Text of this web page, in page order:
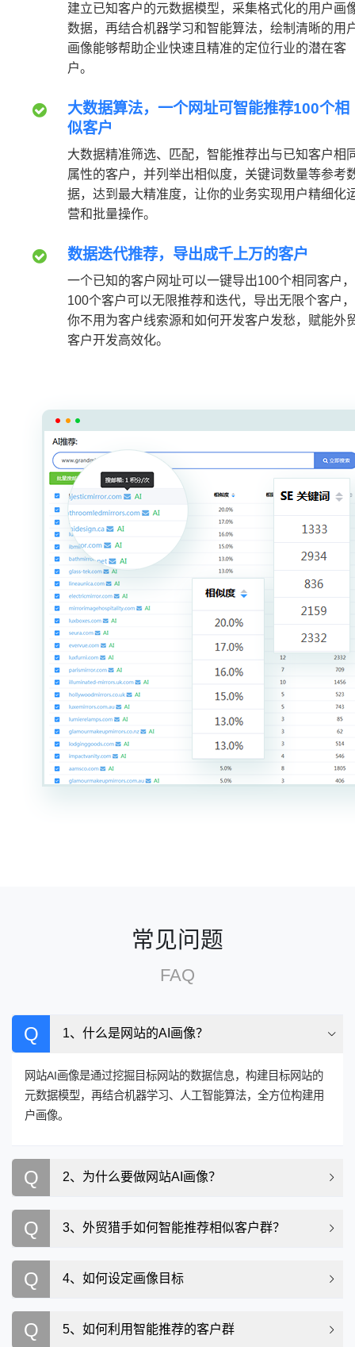
建立已知客户的元数据模型，采集格式化的用户画
数据，再结合机器学习和智能算法，绘制清晰的用
画像能够帮助企业快速且精准的定位行业的潜在客
户。
大数据算法，一个网址可智能推荐100个相
似客户
大数据精准筛选、匹配，智能推荐出与已知客户相
属性的客户，并列举出相似度，关键词数量等参考
据，达到最大精准度，让你的业务实现用户精细化
营和批量操作。
数据迭代推荐，导出成千上万的客户
一个已知的客户网址可以一键导出100个相同客户，
100个客户可以无限推荐和迭代，导出无限个客户，
你不用为客户线索源和如何开发客户发愁，赋能外
客户开发高效化。
常见问题
FAQ
Q 1、什么是网站的AI画像？
网站AI画像是通过挖掘目标网站的数据信息，构建目标网站的
元数据模型，再结合机器学习、人工智能算法，全方位构建用
户画像。
Q 2、为什么要做网站AI画像？
Q 3、外贸猎手如何智能推荐相似客户群？
Q 4、如何设定画像目标
Q 5、如何利用智能推荐的客户群